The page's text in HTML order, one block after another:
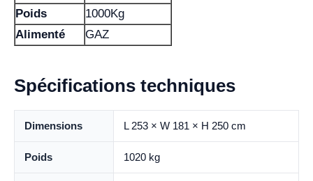
Poids
1000Kg
Alimenté
GAZ
Spécifications techniques
Dimensions L 253 × W 181 × H 250 cm
Poids 1020 kg